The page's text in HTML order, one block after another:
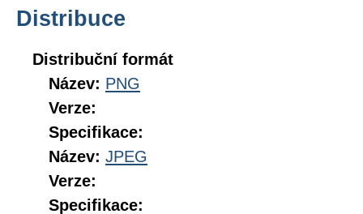
Distribuce
Distribuční formát
Název: PNG
Verze:
Specifikace:
Název: JPEG
Verze:
Specifikace: